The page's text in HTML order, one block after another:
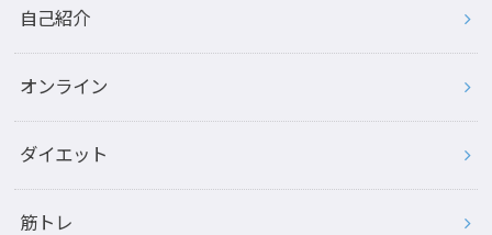
自己紹介
オンライン
ダイエット
筋トレ